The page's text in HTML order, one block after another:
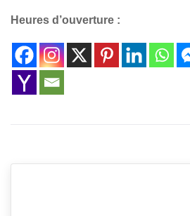
Heures d’ouverture :